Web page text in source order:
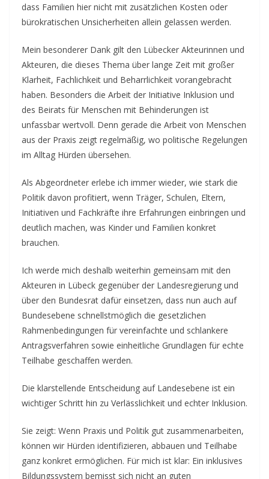
dass Familien hier nicht mit zusätzlichen Kosten oder
bürokratischen Unsicherheiten allein gelassen werden.
Mein besonderer Dank gilt den Lübecker Akteurinnen und
Akteuren, die dieses Thema über lange Zeit mit großer
Klarheit, Fachlichkeit und Beharrlichkeit vorangebracht
haben. Besonders die Arbeit der Initiative Inklusion und
des Beirats für Menschen mit Behinderungen ist
unfassbar wertvoll. Denn gerade die Arbeit von Menschen
aus der Praxis zeigt regelmäßig, wo politische Regelungen
im Alltag Hürden übersehen.
Als Abgeordneter erlebe ich immer wieder, wie stark die
Politik davon profitiert, wenn Träger, Schulen, Eltern,
Initiativen und Fachkräfte ihre Erfahrungen einbringen und
deutlich machen, was Kinder und Familien konkret
brauchen.
Ich werde mich deshalb weiterhin gemeinsam mit den
Akteuren in Lübeck gegenüber der Landesregierung und
über den Bundesrat dafür einsetzen, dass nun auch auf
Bundesebene schnellstmöglich die gesetzlichen
Rahmenbedingungen für vereinfachte und schlankere
Antragsverfahren sowie einheitliche Grundlagen für echte
Teilhabe geschaffen werden.
Die klarstellende Entscheidung auf Landesebene ist ein
wichtiger Schritt hin zu Verlässlichkeit und echter Inklusion.
Sie zeigt: Wenn Praxis und Politik gut zusammenarbeiten,
können wir Hürden identifizieren, abbauen und Teilhabe
ganz konkret ermöglichen. Für mich ist klar: Ein inklusives
Bildungssystem bemisst sich nicht an guten